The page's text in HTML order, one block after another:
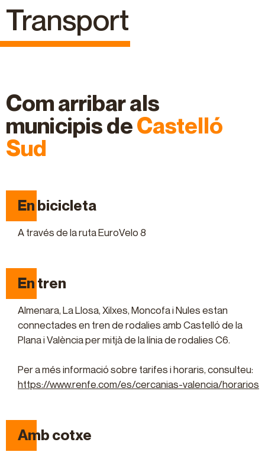
Transport
Com arribar als
municipis deCastelló
Sud
En bicicleta
A través de la ruta EuroVelo 8
En tren
Almenara, La Llosa, Xilxes, Moncofa i Nules estan
connectades en tren de rodalies amb Castelló de la
Plana i València per mitjà de la línia de rodalies C6.
Per a més informació sobre tarifes i horaris, consulteu:
https://www.renfe.com/es/cercanias-valencia/horarios
Amb cotxe